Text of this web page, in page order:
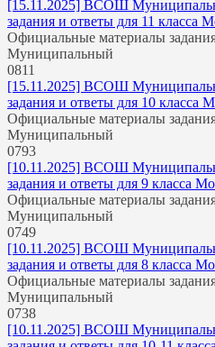
[15.11.2025] ВСОШ
задания и ответы для 11 класса
Официальные материалы
Муниципальный
0811
[15.11.2025] ВСОШ
задания и ответы для 10 класса
Официальные материалы
Муниципальный
0793
[10.11.2025] ВСОШ
задания и ответы для 9 класса
Официальные материалы
Муниципальный
0749
[10.11.2025] ВСОШ
задания и ответы для 8 класса
Официальные материалы
Муниципальный
0738
[10.11.2025] ВСОШ